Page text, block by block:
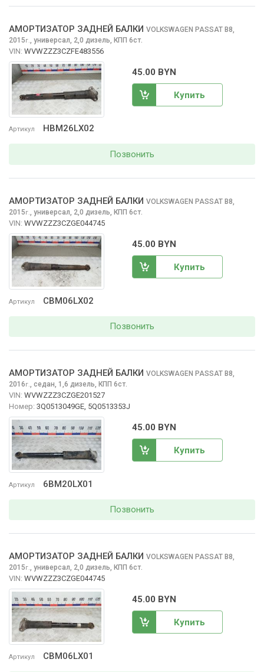
Артикул HBM26LX02
АМОРТИЗАТОР ЗАДНЕЙ БАЛКИ VOLKSWAGEN PASSAT B8,
2015г., универсал, 2,0 дизель, КПП 6ст.
VIN: WVWZZZ3CZFE483556
45.00 BYN
Купить
Позвонить
Артикул CBM06LX02
АМОРТИЗАТОР ЗАДНЕЙ БАЛКИ VOLKSWAGEN PASSAT B8,
2015г., универсал, 2,0 дизель, КПП 6ст.
VIN: WVWZZZ3CZGE044745
45.00 BYN
Купить
Позвонить
Артикул 6BM20LX01
АМОРТИЗАТОР ЗАДНЕЙ БАЛКИ VOLKSWAGEN PASSAT B8,
2016г., седан, 1,6 дизель, КПП 6ст.
VIN: WVWZZZ3CZGE201527
Номер: 3Q0513049GE, 5Q0513353J
45.00 BYN
Купить
Позвонить
Артикул CBM06LX01
АМОРТИЗАТОР ЗАДНЕЙ БАЛКИ VOLKSWAGEN PASSAT B8,
2015г., универсал, 2,0 дизель, КПП 6ст.
VIN: WVWZZZ3CZGE044745
45.00 BYN
Купить